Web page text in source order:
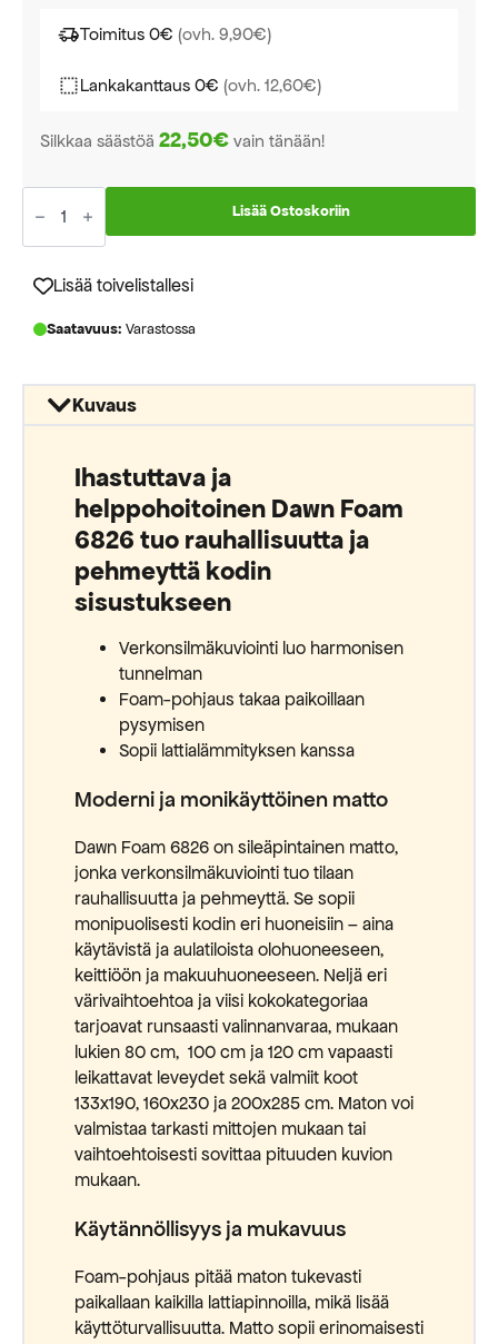
Toimitus 0€ (ovh. 9,90€)
Lankakanttaus 0€ (ovh. 12,60€)
Silkkaa säästöä 22,50€ vain tänään!
Dawn
Foam
taupe
leveys
100cm
määrä
Lisää Ostoskoriin
Lisää toivelistallesi
Saatavuus: Varastossa
Kuvaus
Ihastuttava ja
helppohoitoinen Dawn Foam
6826 tuo rauhallisuutta ja
pehmeyttä kodin
sisustukseen
Verkonsilmäkuviointi luo harmonisen
tunnelman
Foam-pohjaus takaa paikoillaan
pysymisen
Sopii lattialämmityksen kanssa
Moderni ja monikäyttöinen matto
Dawn Foam 6826 on sileäpintainen matto,
jonka verkonsilmäkuviointi tuo tilaan
rauhallisuutta ja pehmeyttä. Se sopii
monipuolisesti kodin eri huoneisiin – aina
käytävistä ja aulatiloista olohuoneeseen,
keittiöön ja makuuhuoneeseen. Neljä eri
värivaihtoehtoa ja viisi kokokategoriaa
tarjoavat runsaasti valinnanvaraa, mukaan
lukien 80 cm, 100 cm ja 120 cm vapaasti
leikattavat leveydet sekä valmiit koot
133x190, 160x230 ja 200x285 cm. Maton voi
valmistaa tarkasti mittojen mukaan tai
vaihtoehtoisesti sovittaa pituuden kuvion
mukaan.
Käytännöllisyys ja mukavuus
Foam-pohjaus pitää maton tukevasti
paikallaan kaikilla lattiapinnoilla, mikä lisää
käyttöturvallisuutta. Matto sopii erinomaisesti